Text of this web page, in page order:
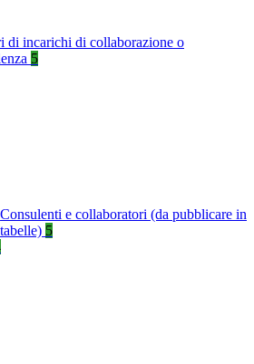
di incarichi di collaborazione o
5
Consulenti e collaboratori (da pubblicare in
tabelle) 5